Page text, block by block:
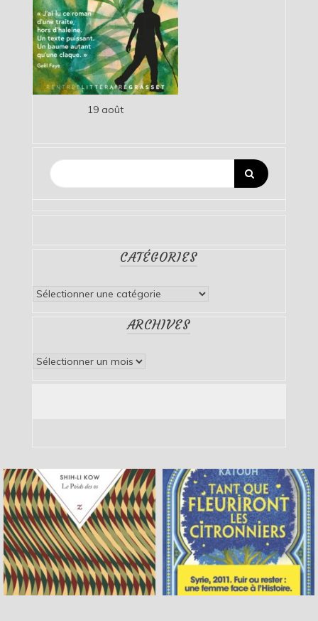
19 août
CATÉGORIES
Catégories
ARCHIVES
Archives